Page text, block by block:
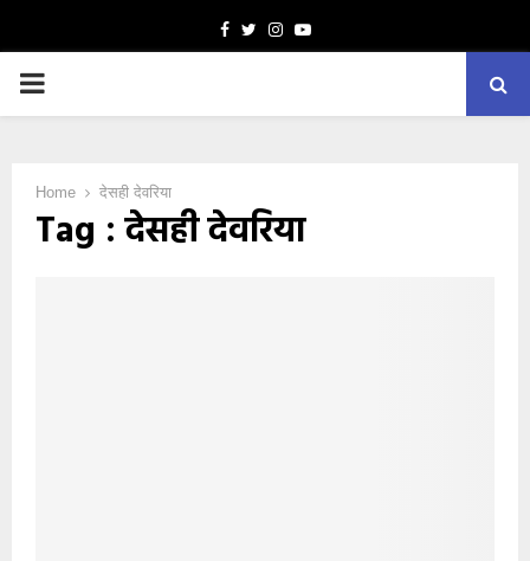
Facebook
TwitterInstagram
Youtube
PRIMARY
Home देसही देवरिया
Tag : देसही देवरिया